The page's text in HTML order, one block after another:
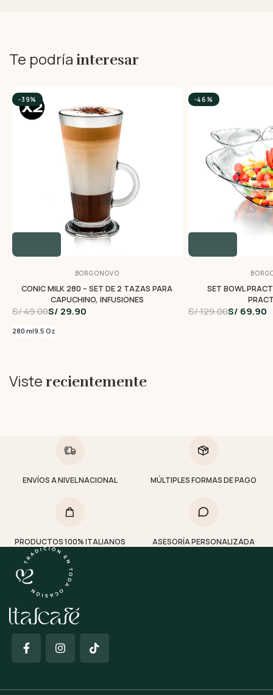
Te podría interesar
-39%
BORGONOVO
CONIC MILK 280 – SET DE 2 TAZAS PARA
CAPUCHINO, INFUSIONES
S/ 49.00S/ 29.90
280 ml9.5 Oz
-46%
SET BOWL
S/ 129.00S/ 69.90
Viste recientemente
ENVÍOS A NIVEL NACIONAL MÚLTIPLES FORMAS DE PAGO
PRODUCTOS 100% ITALIANOS ASESORÍA PERSONALIZADA